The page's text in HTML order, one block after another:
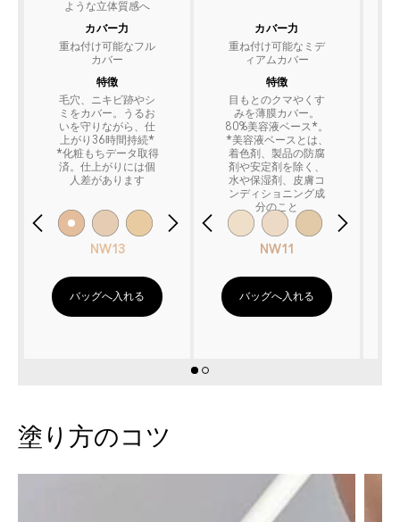
ような立体質感へ
カバー力
重ね付け可能なフル
カバー
特徴
毛穴、ニキビ跡やシ
ミをカバー。うるお
いを守りながら、仕
上がり36時間持続*
*化粧もちデータ取得
済。仕上がりには個
人差があります
NW13
バッグへ入れる
カバー力
重ね付け可能なミデ
ィアムカバー
特徴
目もとのクマやくす
みを薄膜カバー。
80%美容液ベース*。
*美容液ベースとは、
着色剤、製品の防腐
剤や安定剤を除く、
水や保湿剤、皮膚コ
ンディショニング成
分のこと
NW11
バッグへ入れる
塗り方のコツ